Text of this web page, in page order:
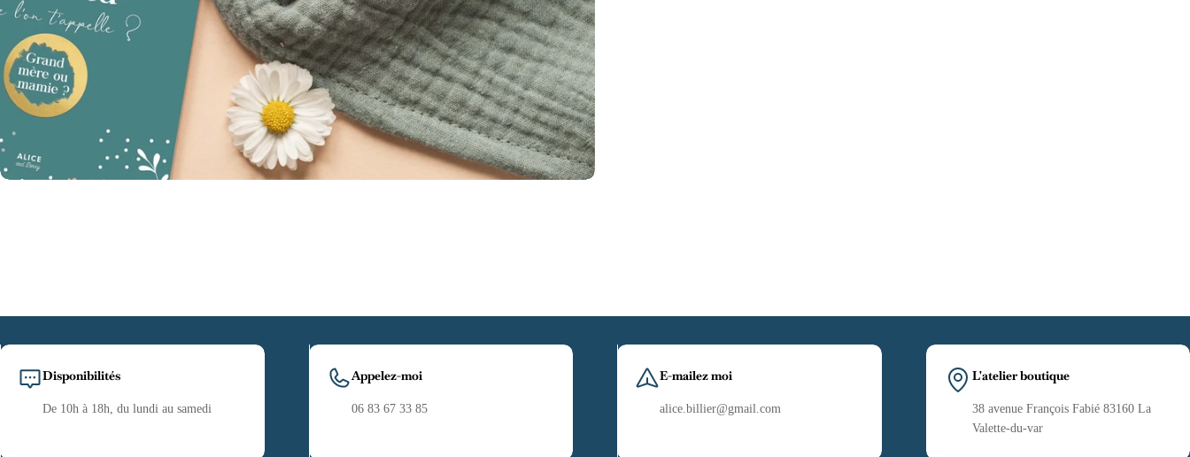
Disponibilités
De 10h à 18h, du lundi au samedi
Appelez-moi
06 83 67 33 85
E-mailez moi
alice.billier@gmail.com
L'atelier boutique
38 avenue François Fabié 83160 La
Valette-du-var